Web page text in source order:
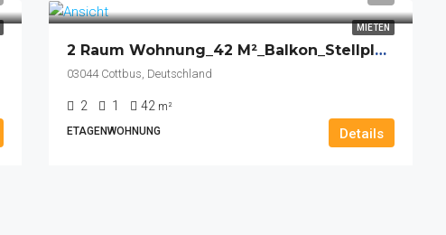
MIETEN
2 Raum Wohnung_42 M²_Balkon_Stellplatz_Keller
03044 Cottbus, Deutschland
2 1 42 m²
ETAGENWOHNUNG
Details